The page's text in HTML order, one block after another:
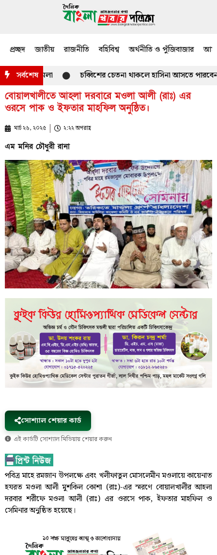
প্রচ্ছদ জাতীয় রাজনীতি বহিবিশ্ব অর্থনীতি ও পুঁজিবাজার
সর্বশেষ
হামলা চব্বিশের চেতনা থাকলে হাসিনা আসতে পারবেন না :
বোয়ালখালীতে আহলা দরবারে মওলা আলী (রাঃ) এর
ওরসে পাক ও ইফতার মাহফিল অনুষ্ঠিত।
মার্চ ২৬, ২০২৫ ২:২২ অপরাহ্ণ
এম মনির চৌধুরী রানা
সোশ্যাল শেয়ার কার্ড
এই কার্ডটি সোশ্যাল মিডিয়ায় শেয়ার করুন
পবিত্র মাহে রমজান উপলক্ষে এবং খলীফাতুল মোসলেমীন মওলায়ে কায়েনাত
হযরত মওলা আলী মুশকিল কোশা (রাঃ)-এর স্মরণে বোয়ালখালীর আহলা
দরবার শরীফে মওলা আলী (রাঃ) এর ওরসে পাক, ইফতার মাহফিল ও
সেমিনার অনুষ্ঠিত হয়েছে।